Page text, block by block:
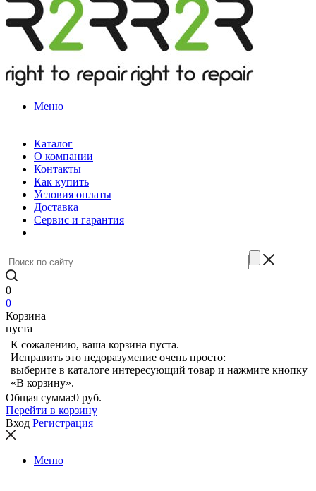
Меню
Каталог
О компании
Контакты
Как купить
Условия оплаты
Доставка
Сервис и гарантия
0
0
Корзина
пуста
К сожалению, ваша корзина пуста.
Исправить это недоразумение очень просто:
выберите в каталоге интересующий товар и нажмите кнопку
«В корзину».
Общая сумма:0 руб.
Перейти в корзину
Вход Регистрация
Меню